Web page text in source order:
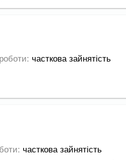
часткова зайнятість
часткова зайнятість